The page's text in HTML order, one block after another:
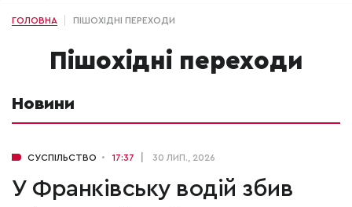
ГОЛОВНА ПІШОХІДНІ ПЕРЕХОДИ
пішохідні переходи
Новини
СУСПІЛЬСТВО 17:37 30 ЛИП., 2026
У Франківську водій збив